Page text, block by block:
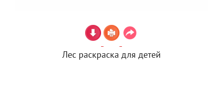
Лес раскраска для детей